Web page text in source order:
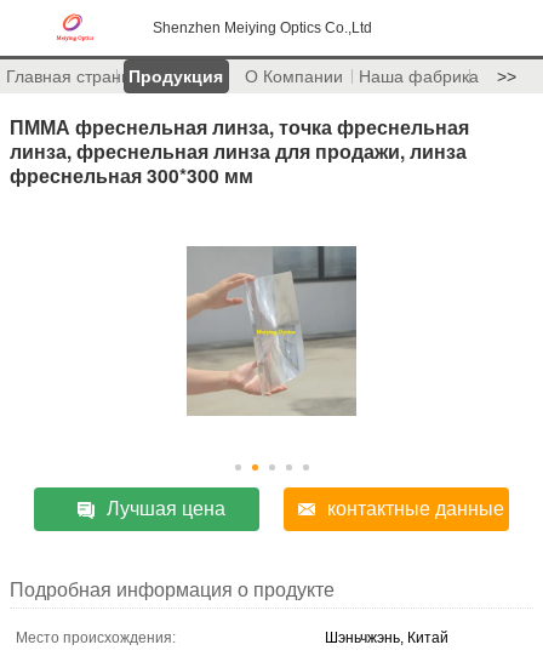
Shenzhen Meiying Optics Co.,Ltd
Главная страницаПродукция О Компании Наша фабрика >>
ПММА фреснельная линза, точка фреснельная
линза, фреснельная линза для продажи, линза
фреснельная 300*300 мм
Лучшая цена контактные данные
Подробная информация о продукте
Место происхождения:
Шэньчжэнь, Китай